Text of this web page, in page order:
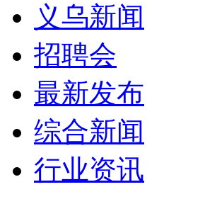
义乌新闻
招聘会
最新发布
综合新闻
行业资讯